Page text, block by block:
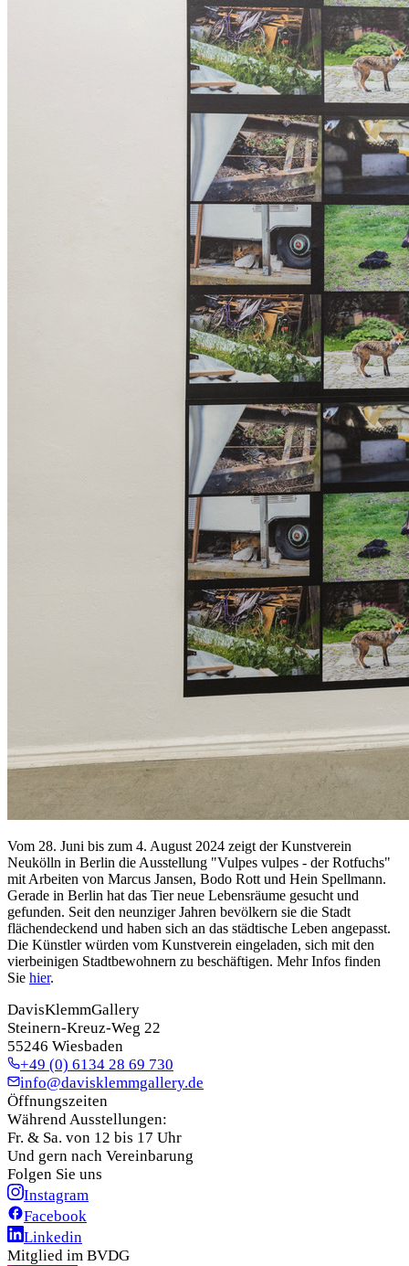
Vom 28. Juni bis zum 4. August 2024 zeigt der Kunstverein
Neukölln in Berlin die Ausstellung "Vulpes vulpes - der Rotfuchs"
mit Arbeiten von Marcus Jansen, Bodo Rott und Hein Spellmann.
Gerade in Berlin hat das Tier neue Lebensräume gesucht und
gefunden. Seit den neunziger Jahren bevölkern sie die Stadt
flächendeckend und haben sich an das städtische Leben angepasst.
Die Künstler würden vom Kunstverein eingeladen, sich mit den
vierbeinigen Stadtbewohnern zu beschäftigen. Mehr Infos finden
Sie hier.
DavisKlemmGallery
Steinern-Kreuz-Weg 22
55246 Wiesbaden
+49 (0) 6134 28 69 730
info@davisklemmgallery.de
Öffnungszeiten
Während Ausstellungen:
Fr. & Sa. von 12 bis 17 Uhr
Und gern nach Vereinbarung
Folgen Sie uns
Instagram
Facebook
Linkedin
Mitglied im BVDG